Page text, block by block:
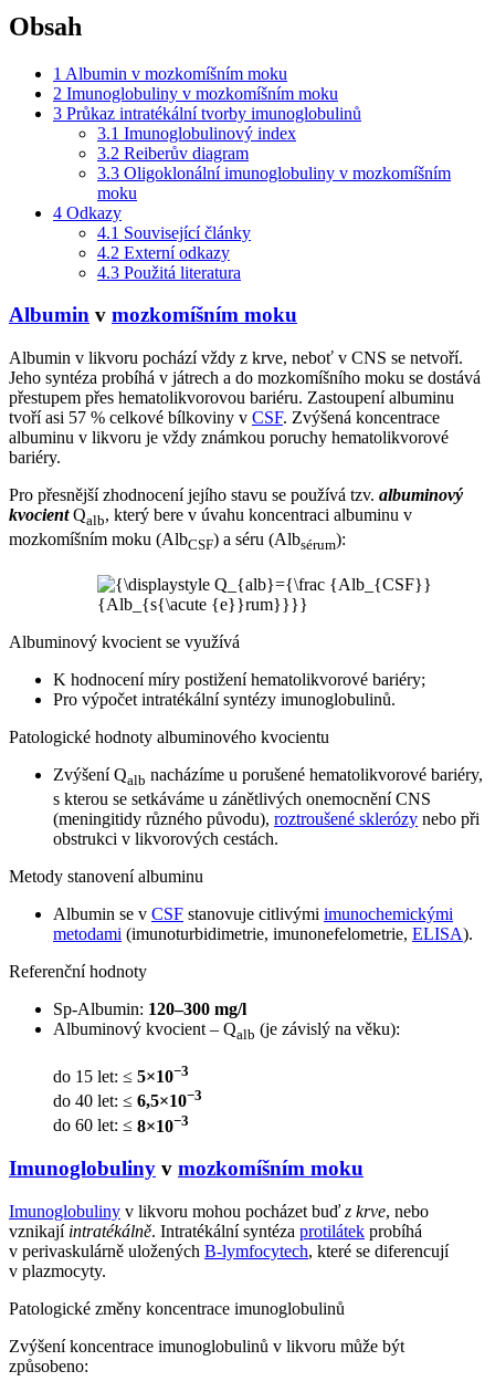
Obsah
1 Albumin v mozkomíšním moku
2 Imunoglobuliny v mozkomíšním moku
3 Průkaz intratékální tvorby imunoglobulinů
3.1 Imunoglobulinový index
3.2 Reiberův diagram
3.3 Oligoklonální imunoglobuliny v mozkomíšním
moku
4 Odkazy
4.1 Související články
4.2 Externí odkazy
4.3 Použitá literatura
Albumin v mozkomíšním moku
Albumin v likvoru pochází vždy z krve, neboť v CNS se netvoří.
Jeho syntéza probíhá v játrech a do mozkomíšního moku se dostává
přestupem přes hematolikvorovou bariéru. Zastoupení albuminu
tvoří asi 57 % celkové bílkoviny v CSF. Zvýšená koncentrace
albuminu v likvoru je vždy známkou poruchy hematolikvorové
bariéry.
Pro přesnější zhodnocení jejího stavu se používá tzv. albuminový
kvocientQalb, který bere v úvahu koncentraci albuminu v
mozkomíšním moku (AlbCSF) a séru (Albsérum):
Albuminový kvocient se využívá
K hodnocení míry postižení hematolikvorové bariéry;
Pro výpočet intratékální syntézy imunoglobulinů.
Patologické hodnoty albuminového kvocientu
Zvýšení Qalb nacházíme u porušené hematolikvorové bariéry,
s kterou se setkáváme u zánětlivých onemocnění CNS
(meningitidy různého původu), roztroušené sklerózy nebo při
obstrukci v likvorových cestách.
Metody stanovení albuminu
Albumin se v CSF stanovuje citlivými imunochemickými
metodami (imunoturbidimetrie, imunonefelometrie, ELISA).
Referenční hodnoty
Sp-Albumin: 120–300 mg/l
Albuminový kvocient – Qalb (je závislý na věku):
do 15 let: ≤ 5×10−3
do 40 let: ≤ 6,5×10−3
do 60 let: ≤ 8×10−3
Imunoglobuliny v mozkomíšním moku
Imunoglobuliny v likvoru mohou pocházet buď z krve, nebo
vznikají intratékálně. Intratékální syntéza protilátek probíhá
v perivaskulárně uložených B-lymfocytech, které se diferencují
v plazmocyty.
Patologické změny koncentrace imunoglobulinů
Zvýšení koncentrace imunoglobulinů v likvoru může být
způsobeno: